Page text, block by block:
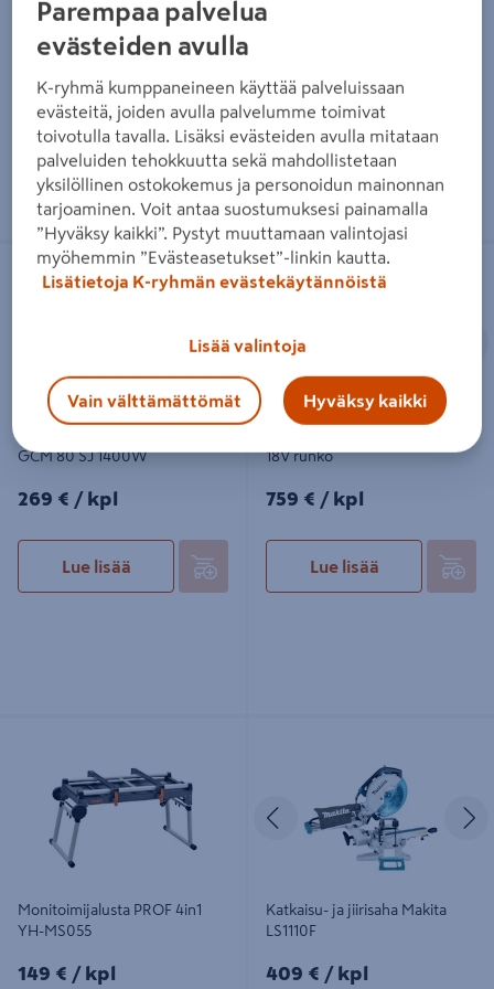
89,90€/kpl
89,90 €/ kpl
Lue lisää
159€/kpl
159 €
Lue lisää
Katkaisu- ja jiirisaha Bosch GCM 80
SJ 1400W
GCM 80 SJ 1400W
269€/kpl
269 € / kpl
Lue lisää
Akkujiirisaha Makita DLS714NZ 18V
runko
18V runko
759€/kpl
759 € / kpl
Lue lisää
Monitoimijalusta PROF 4in1
YH-MS055
149€/kpl
149 € / kpl
Edellinen
Katkaisu- ja jiirisaha Makita
LS1110F
409€/kpl
409 € / kpl
Parempaa palvelua
evästeiden avulla
K-ryhmä kumppaneineen käyttää palveluissaan
evästeitä, joiden avulla palvelumme toimivat
toivotulla tavalla. Lisäksi evästeiden avulla mitataan
palveluiden tehokkuutta sekä mahdollistetaan
yksilöllinen ostokokemus ja personoidun mainonnan
tarjoaminen. Voit antaa suostumuksesi painamalla
”Hyväksy kaikki”. Pystyt muuttamaan valintojasi
myöhemmin ”Evästeasetukset”-linkin kautta.
Lisätietoja K-ryhmän evästekäytännöistä
Lisää valintoja
Vain välttämättömät Hyväksy kaikki